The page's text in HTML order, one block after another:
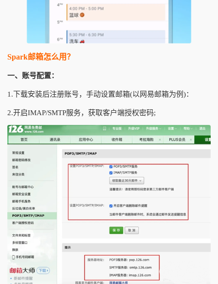
Spark邮箱怎么用？
一、账号配置：
1.下载安装后注册账号，手动设置邮箱(以网易邮箱为例)：
2.开启IMAP/SMTP服务，获取客户端授权密码;